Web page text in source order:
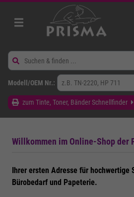
Modell/OEM Nr.:
zum Tinte, Toner, Bänder Schnellfinder
Willkommen im Online-Shop der
Ihrer ersten Adresse für hochwertige
Bürobedarf und Papeterie.